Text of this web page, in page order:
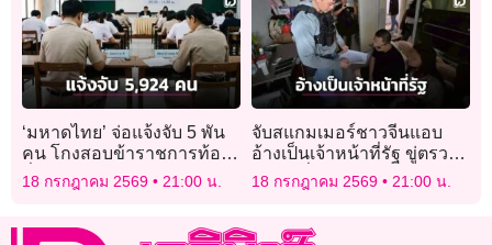
‘มหาดไทย’ จ่อแจ้งจับ 5 พัน
คน โกงสอบข้าราชการท้อง
ถิ่น
18 กรกฎาคม 2569 21:00 น.
จับสแกมเมอร์ชาวจีนแอบ
อ้างเป็นเจ้าหน้าที่รัฐ ขู่ตรวจ
สอบเหยื่อสูญเงินกว่า 15 ล้าน
18 กรกฎาคม 2569 21:00 น.